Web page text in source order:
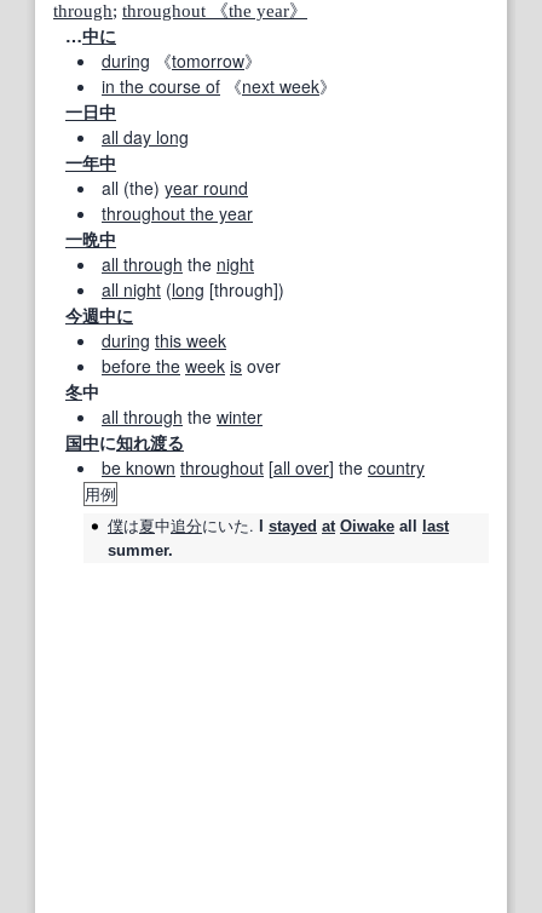
through; throughout 《the year》
…中に
during 《tomorrow》
in the course of 《next week》
一日中
all day long
一年中
all (the) year round
throughout the year
一晩中
all through the night
all night (long [through])
今週中に
during this week
before the week is over
冬中
all through the winter
国中に知れ渡る
be known throughout [all over] the country
用例
僕は夏中追分にいた. stayed at Oiwake all
last
summer.